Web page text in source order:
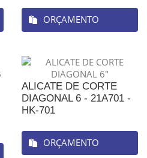
ORÇAMENTO
ALICATE DE CORTE
DIAGONAL 6 - 21A701 -
HK-701
ORÇAMENTO